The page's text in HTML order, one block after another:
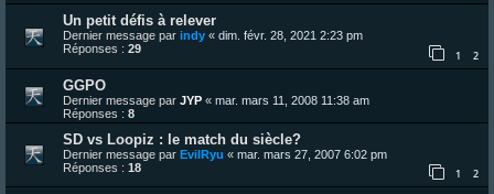
r
Un petit défis à relever
Dernier message par indy « dim. févr. 28, 2021 2:23 pm
Réponses : 29 1 2
GGPO
Dernier message par JYP « mar. mars 11, 2008 11:38 am
Réponses : 8
SD vs Loopiz : le match du siècle?
Dernier message par EvilRyu « mar. mars 27, 2007 6:02 pm
Réponses : 18 1 2